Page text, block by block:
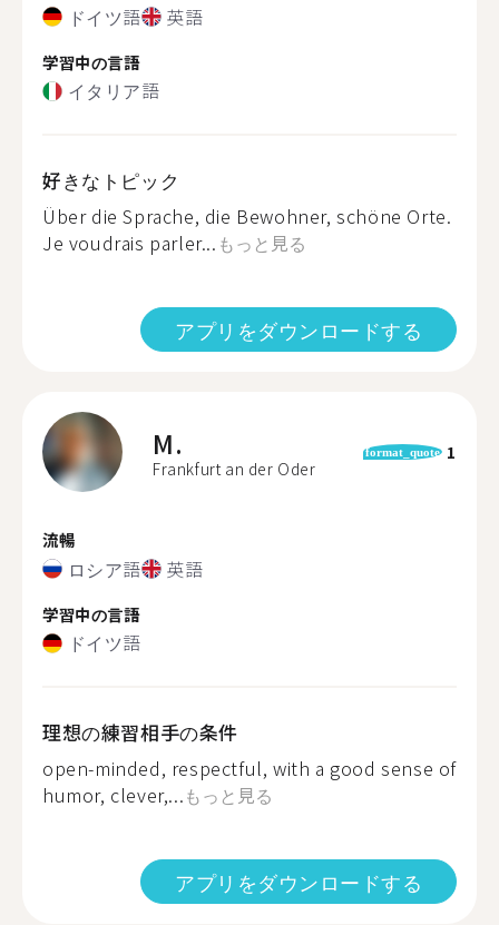
ドイツ語 英語
学習中の言語
イタリア語
好きなトピック
Über die Sprache, die Bewohner, schöne Orte.
Je voudrais parler... もっと見る
アプリをダウンロードする
M.
Frankfurt an der Oder
format_quote 1
流暢
ロシア語 英語
学習中の言語
ドイツ語
理想の練習相手の条件
open-minded, respectful, with a good sense of
humor, clever,...もっと見る
アプリをダウンロードする